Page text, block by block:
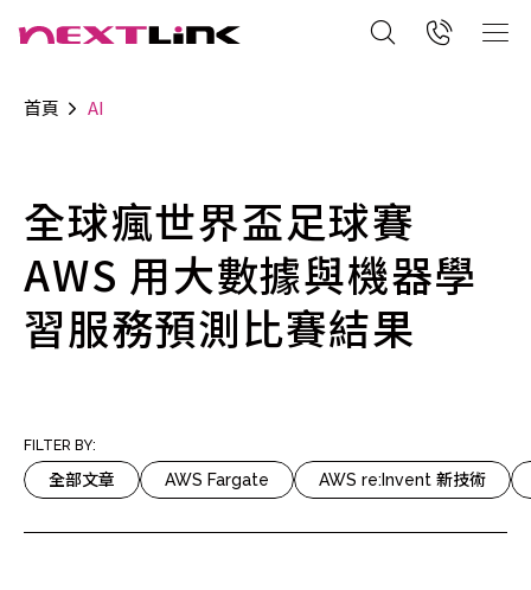
首頁 AI
全球瘋世界盃足球賽
AWS 用大數據與機器學
習服務預測比賽結果
FILTER BY:
全部文章 AWS Fargate AWS re:Invent 新技術